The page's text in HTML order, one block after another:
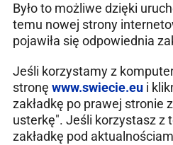
Było to możliwe dzięki
temu nowej strony
pojawiła się odpowiednia
Jeśli korzystamy z
stronę www.swiecie.eu i
zakładkę po prawej stronie
usterkę". Jeśli korzystasz z
zakładkę pod